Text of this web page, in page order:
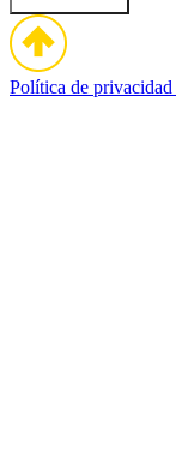
Política de privacidad